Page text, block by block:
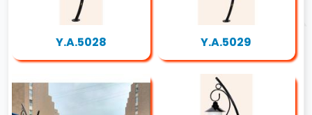
Y.A.5028 Y.A.5029